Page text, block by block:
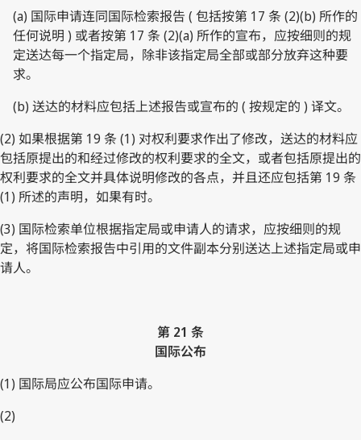
(a) 国际申请连同国际检索报告 ( 包括按第 17 条 (2)(b) 所作的
任何说明 ) 或者按第 17 条 (2)(a) 所作的宣布，应按细则的规
定送达每一个指定局，除非该指定局全部或部分放弃这种要
求。
(b) 送达的材料应包括上述报告或宣布的 ( 按规定的 ) 译文。
(2) 如果根据第 19 条 (1) 对权利要求作出了修改，送达的材料应
包括原提出的和经过修改的权利要求的全文，或者包括原提出的
权利要求的全文并具体说明修改的各点，并且还应包括第 19 条
(1) 所述的声明，如果有时。
(3) 国际检索单位根据指定局或申请人的请求，应按细则的规
定，将国际检索报告中引用的文件副本分别送达上述指定局或申
请人。
第 21 条
国际公布
(1) 国际局应公布国际申请。
(2)